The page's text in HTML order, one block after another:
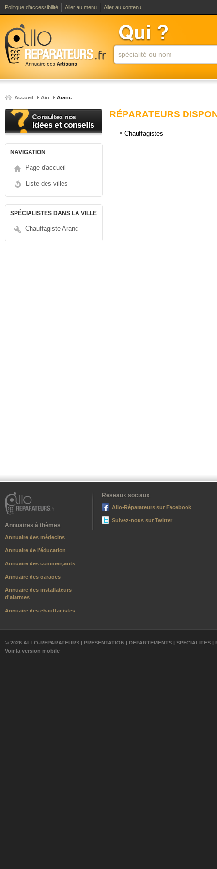
Politique d'accessibilité Aller au menu Aller au contenu
Accueil Ain Aranc
NAVIGATION
Page d'accueil
Liste des villes
SPÉCIALISTES DANS LA VILLE
Chauffagiste Aranc
RÉPARATEURS
Chauffagistes
Annuaires à thèmes
Annuaire des médecins
Annuaire de l'éducation
Annuaire des commerçants
Annuaire des garages
Annuaire des installateurs
d'alarmes
Annuaire des chauffagistes
Réseaux sociaux
Allo-Réparateurs sur Facebook
Suivez-nous sur Twitter
© 2026 ALLO-RÉPARATEURS | PRÉSENTATION | DÉPARTEMENTS | SPÉCIALITÉS |
Voir la version mobile